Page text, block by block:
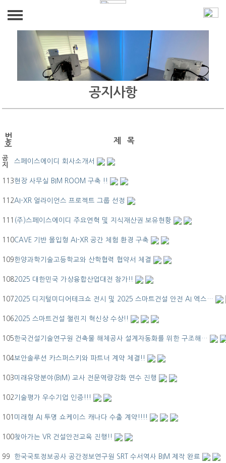
ABOUT US
연혁
BUSINESS
PRODUCT(HW,SW)
R&D
GALLERY
공지사항
공지사항
번
호
제 목
공
지
스페이스에이디 회사소개서
113현장 사무실 BIM ROOM 구축 !!
112AI-XR 얼라이언스 프로젝트 그룹 선정
111 (주)스페이스에이디 주요연혁 및 지식재산권 보유현황
110CAVE 기반 몰입형 AI-XR 공간 체험 환경 구축
109한양과학기술고등학교와 산학협력 협약서 체결
1082025 대한민국 가상융합산업대전 참가!!
1072025 디지털미디어테크쇼 전시 및 2025 스마트건설 안전 AI 엑스…
1062025 스마트건설 챌린지 혁신상 수상!!
105한국건설기술연구원 건축물 해체공사 설계자동화를 위한 구조해…
104보안솔루션 카스퍼스키와 파트너 계약 체결!!
103미래유망분야(BIM) 교사 전문역량강화 연수 진행
102기술평가 우수기업 인증!!!
101 미래형 AI 투명 쇼케이스 캐나다 수출 계약!!!!
100찾아가는 VR 건설안전교육 진행!!
99 한국국토정보공사 공간정보연구원 SRT 수서역사 BIM 제작 완료